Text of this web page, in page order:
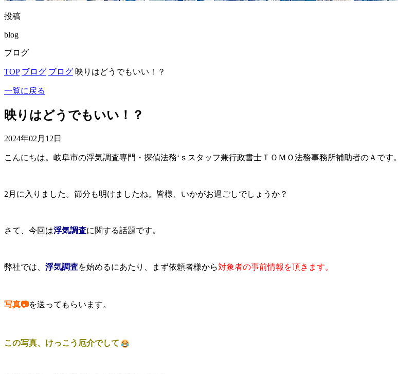
投稿
blog
ブログ
TOP ブログ ブログ 映りはどうでもいい！？
一覧に戻る
映りはどうでもいい！？
2024年02月12日
こんにちは。岐阜市の浮気調査専門・探偵法務‘ｓスタッフ兼行政書士ＴＯＭＯ法務事務所補助者のＡです。
2月に入りました。節分も明けましたね。皆様、いかがお過ごしでしょうか？
さて、今回は浮気調査に関する話題です。
弊社では、 浮気調査を始めるにあたり、まず依頼者様から対象者の事前情報を頂きます。
写真📷を送ってもらいます。
この写真、けっこう厄介でして